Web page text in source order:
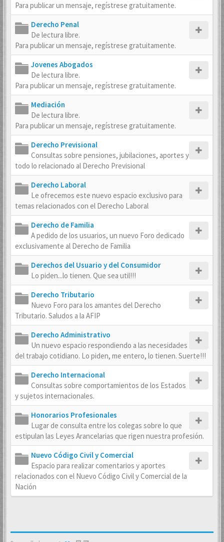
Para publicar un mensaje, regístrese gratuitamente.
Derecho Penal
De lectura libre.
Para publicar un mensaje, regístrese gratuitamente.
Jovenes Abogados
De lectura libre.
Para publicar un mensaje, regístrese gratuitamente.
Mediación
De lectura libre.
Para publicar un mensaje, regístrese gratuitamente.
Derecho Previsional
Consultas sobre pensiones, jubilaciones, aportes y
todo lo relacionado al Derecho Previsional
Derecho Laboral
Le ofrecemos este nuevo espacio exclusivo para
temas relacionados con el Derecho Laboral
Derecho de Familia
A pedido de los usuarios, un nuevo Foro dedicado
exclusivamente al Derecho de Familia
Derechos del Usuario y del Consumidor
Lo piden...lo tienen. Que sea util!!!
Derecho Tributario
Nuevo Foro para los amantes del Derecho
Tributario. Saludos a la AFIP
Derecho Administrativo
Un nuevo espacio respondiendo a las necesidades
del trabajo cotidiano. Lo piden, me entero, lo tienen. Suerte!!!
Derecho Internacional
Consultas sobre comportamientos de los Estados
y sujetos internacionales.
Honorarios Profesionales
Lugar de consulta entre los colegas sobre lo que
estipulan las Leyes Arancelarias que rigen nuestra profesión.
Nuevo Código Civil y Comercial
Espacio para realizar comentarios y aportes
relacionados con el Nuevo Código Civil y Comercial de la
Nación